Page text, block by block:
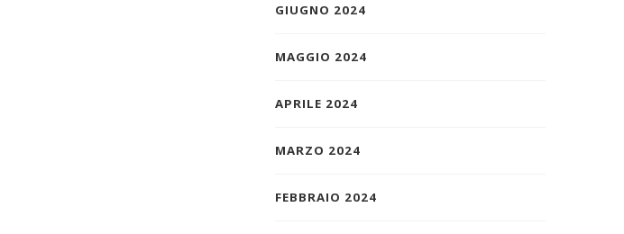
GIUGNO 2024
MAGGIO 2024
APRILE 2024
MARZO 2024
FEBBRAIO 2024